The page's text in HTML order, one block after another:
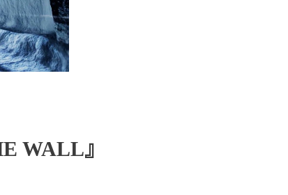
WALL』